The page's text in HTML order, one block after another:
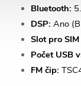
Bluetooth:
DSP: Ano
Slot pro
Počet USB
FM čip: